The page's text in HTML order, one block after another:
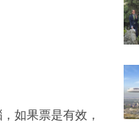
如果票是有效，